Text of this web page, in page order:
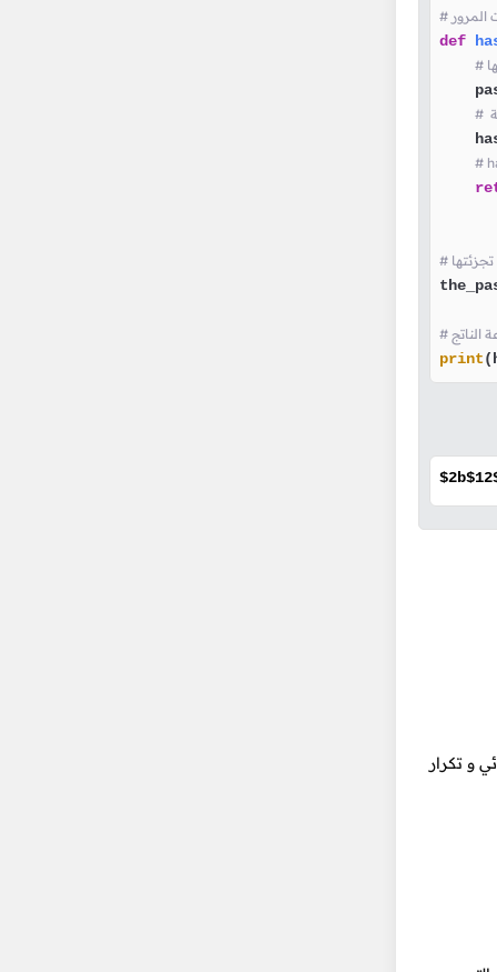
def
print
و تكرار